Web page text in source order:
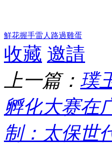
鮮花握手雷人 路過雞蛋
收藏 邀請
上一篇： 璞
孵化大赛在
制：太保世